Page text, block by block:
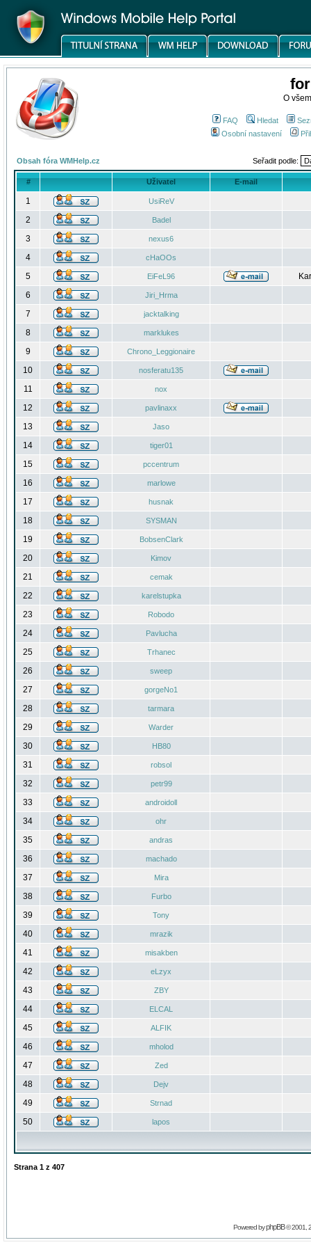
O
FAQ Hledat
Osobní nastavení
Obsah fóra WMHelp.cz Seřadit podle:
# Uživatel E-mail
1 UsiReV
2 Badel
3 nexus6
4 cHaOOs
5 EiFeL96
6
Jiri_Hrma
7 jacktalking
8 marklukes
9 Chrono_Leggionaire
10 nosferatu135
11 nox
12 pavlinaxx
13 Jaso
14 tiger01
15 pccentrum
16 marlowe
17 husnak
18 SYSMAN
19 BobsenClark
20 Kimov
21 cemak
22 karelstupka
23 Robodo
24 Pavlucha
25 Trhanec
26 sweep
27 gorgeNo1
28 tarmara
29 Warder
30 HB80
31 robsol
32 petr99
33 androidoll
34 ohr
35 andras
36 machado
37 Mira
38 Furbo
39 Tony
40 mrazik
41 misakben
42 eLzyx
43 ZBY
44 ELCAL
45 ALFIK
46 mholod
47 Zed
48 Dejv
49 Strnad
50 lapos
Strana 1 z 407
Powered byphpBB© 2001,